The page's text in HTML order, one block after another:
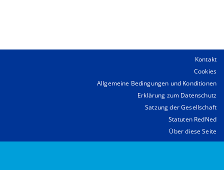
Kontakt
Cookies
Allgemeine Bedingungen und Konditionen
Erklärung zum Datenschutz
Satzung der Gesellschaft
Statuten RedNed
Über diese Seite